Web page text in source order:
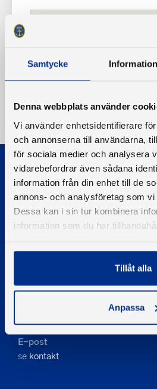
Samtycke Information
Denna webbplats använder
Vi använder enhetsidentifierare
och annonserna till användarna,
för sociala medier och analysera
vidarebefordrar även sådana
information från din enhet till de
annons- och analysföretag som vi
Dessa kan i sin tur kombinera
information som du har
Tillåt alla
Anpassa
© 2026 - Svenska Båtunionen
08-545 859 60
E-post
se kontakt